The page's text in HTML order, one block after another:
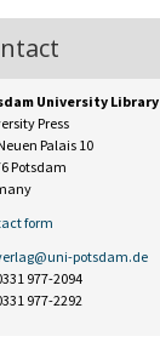
University Library
Press
Palais 10
Potsdam
form
potsdam.de
977-2094
977-2292